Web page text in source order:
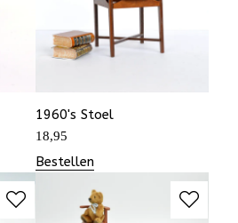
1960's Stoel
18,95
Bestellen